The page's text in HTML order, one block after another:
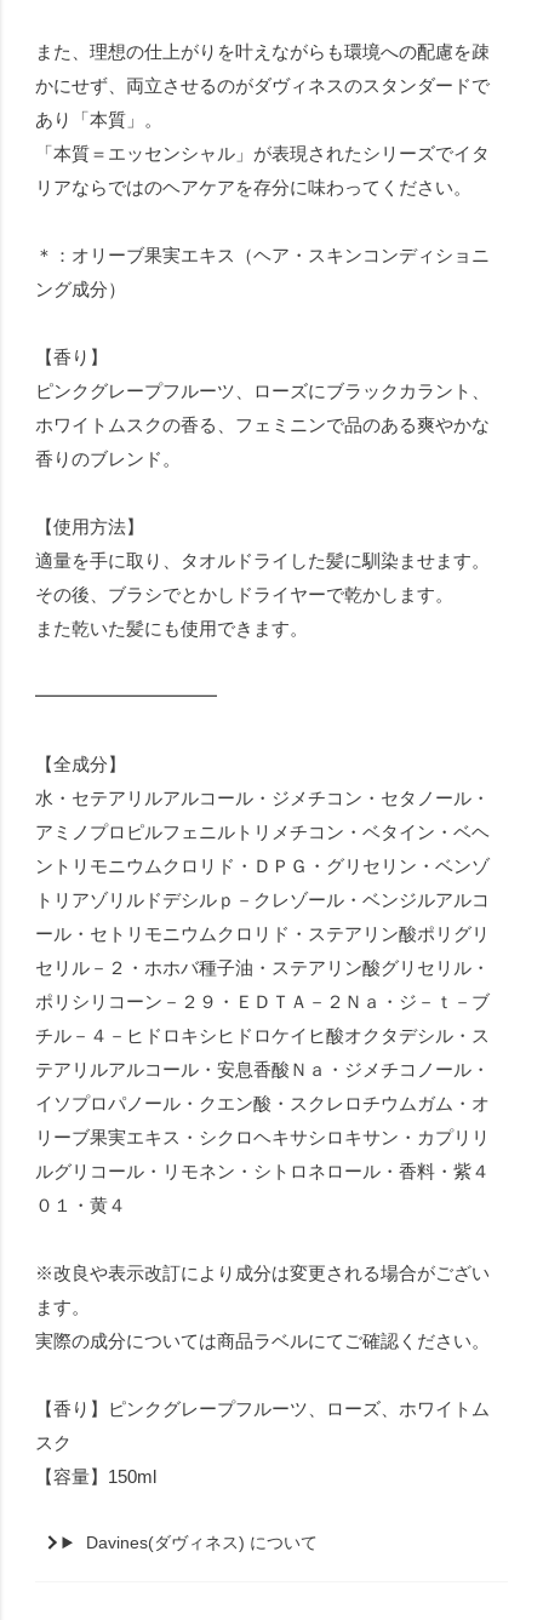
また、理想の仕上がりを叶えながらも環境への配慮を疎
かにせず、両立させるのがダヴィネスのスタンダードで
あり「本質」。
「本質＝エッセンシャル」が表現されたシリーズでイタ
リアならではのヘアケアを存分に味わってください。
＊：オリーブ果実エキス（ヘア・スキンコンディショニ
ング成分）
【香り】
ピンクグレープフルーツ、ローズにブラックカラント、
ホワイトムスクの香る、フェミニンで品のある爽やかな
香りのブレンド。
【使用方法】
適量を手に取り、タオルドライした髪に馴染ませます。
その後、ブラシでとかしドライヤーで乾かします。
また乾いた髪にも使用できます。
━━━━━━━━━━
【全成分】
水・セテアリルアルコール・ジメチコン・セタノール・
アミノプロピルフェニルトリメチコン・ベタイン・ベヘ
ントリモニウムクロリド・ＤＰＧ・グリセリン・ベンゾ
トリアゾリルドデシルｐ－クレゾール・ベンジルアルコ
ール・セトリモニウムクロリド・ステアリン酸ポリグリ
セリル－２・ホホバ種子油・ステアリン酸グリセリル・
ポリシリコーン－２９・ＥＤＴＡ－２Ｎａ・ジ－ｔ－ブ
チル－４－ヒドロキシヒドロケイヒ酸オクタデシル・ス
テアリルアルコール・安息香酸Ｎａ・ジメチコノール・
イソプロパノール・クエン酸・スクレロチウムガム・オ
リーブ果実エキス・シクロヘキサシロキサン・カプリリ
ルグリコール・リモネン・シトロネロール・香料・紫４
０１・黄４
※改良や表示改訂により成分は変更される場合がござい
ます。
実際の成分については商品ラベルにてご確認ください。
【香り】ピンクグレープフルーツ、ローズ、ホワイトム
スク
【容量】150ml
Davines(ダヴィネス) について